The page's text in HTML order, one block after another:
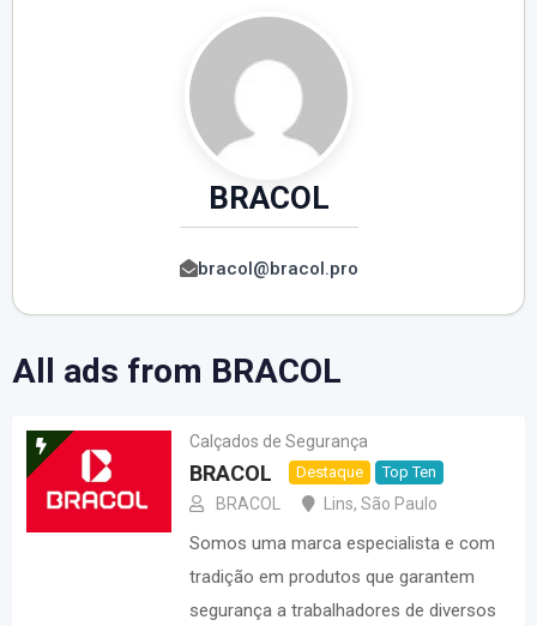
BRACOL
bracol@bracol.pro
All ads from BRACOL
Calçados de Segurança
BRACOL Destaque Top Ten
BRACOL Lins, São Paulo
Somos uma marca especialista e com
tradição em produtos que garantem
segurança a trabalhadores de diversos